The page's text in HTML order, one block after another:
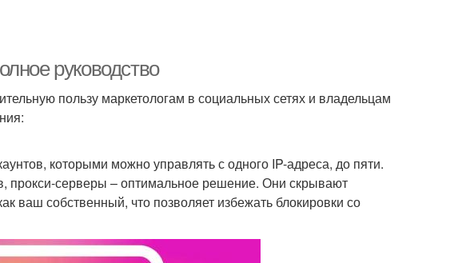
руководство
пользу маркетологам в социальных сетях и владельцам
которыми можно управлять с одного IP-адреса, до пяти.
прокси-серверы – оптимальное решение. Они скрывают
ваш собственный, что позволяет избежать блокировки со